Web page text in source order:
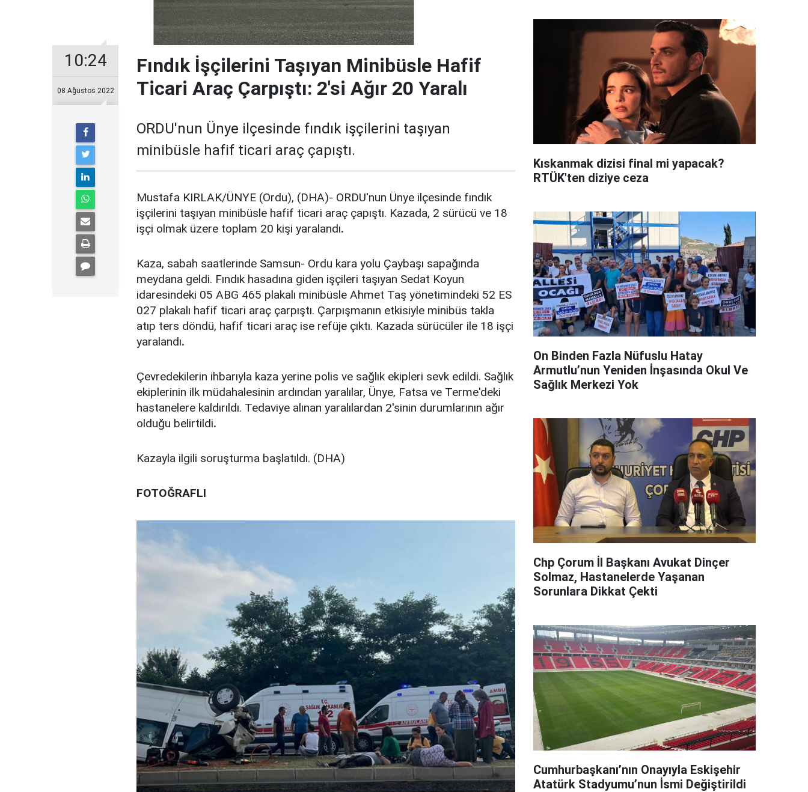
10:24
08 Ağustos 2022
Fındık İşçilerini Taşıyan Minibüsle Hafif
Ticari Araç Çarpıştı: 2'si Ağır 20 Yaralı
ORDU'nun Ünye ilçesinde fındık işçilerini taşıyan
minibüsle hafif ticari araç çapıştı.
Mustafa KIRLAK/ÜNYE (Ordu), (DHA)- ORDU'nun Ünye ilçesinde fındık
işçilerini taşıyan minibüsle hafif ticari araç çapıştı. Kazada, 2 sürücü ve 18
işçi olmak üzere toplam 20 kişi yaralandı.
Kaza, sabah saatlerinde Samsun- Ordu kara yolu Çaybaşı sapağında
meydana geldi. Fındık hasadına giden işçileri taşıyan Sedat Koyun
idaresindeki 05 ABG 465 plakalı minibüsle Ahmet Taş yönetimindeki 52 ES
027 plakalı hafif ticari araç çarpıştı. Çarpışmanın etkisiyle minibüs takla
atıp ters döndü, hafif ticari araç ise refüje çıktı. Kazada sürücüler ile 18 işçi
yaralandı.
Çevredekilerin ihbarıyla kaza yerine polis ve sağlık ekipleri sevk edildi. Sağlık
ekiplerinin ilk müdahalesinin ardından yaralılar, Ünye, Fatsa ve Terme'deki
hastanelere kaldırıldı. Tedaviye alınan yaralılardan 2'sinin durumlarının ağır
olduğu belirtildi.
Kazayla ilgili soruşturma başlatıldı. (DHA)
FOTOĞRAFLI
Kıskanmak dizisi final mi yapacak?
RTÜK'ten diziye ceza
On Binden Fazla Nüfuslu Hatay
Armutlu’nun Yeniden İnşasında Okul Ve
Sağlık Merkezi Yok
Chp Çorum İl Başkanı Avukat Dinçer
Solmaz, Hastanelerde Yaşanan
Sorunlara Dikkat Çekti
Cumhurbaşkanı’nın Onayıyla Eskişehir
Atatürk Stadyumu’nun İsmi Değiştirildi